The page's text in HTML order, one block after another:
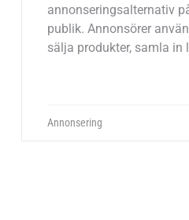
annonseringsalternativ
publik. Annonsörer
sälja produkter, samla in
eftersom du betalar
Annonsering